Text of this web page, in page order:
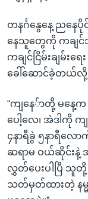
တနင်္ဂနွေနေ့ ညနေ
နေသူတွေကို ကချင်
ကချင်ငြိမ်းချမ်း
ခေါ်ဆောင်ခဲ့တယ်လို့
“ကျနေ်ာတို့ မနေ့က
ပေါ့လေ၊ အဲဒါကို က
၄နာရီခွဲ ၅နာရီလ
ဆရာမ ဝယ်ဆိုင်းနဲ့ အ
လွှတ်ပေးပါပြီ သူတို့
သတ်မှတ်ထားတဲ့ နမ္မတီ